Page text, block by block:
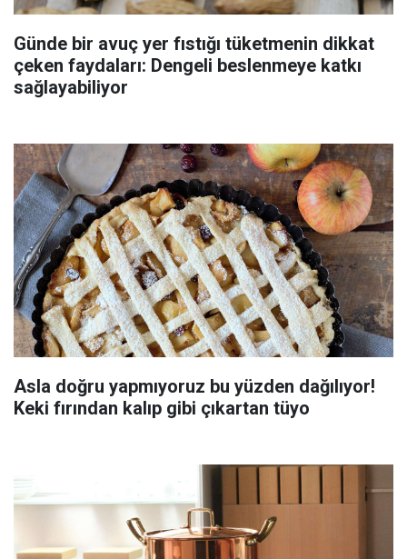
Günde bir avuç yer fıstığı tüketmenin dikkat
çeken faydaları: Dengeli beslenmeye katkı
sağlayabiliyor
Asla doğru yapmıyoruz bu yüzden dağılıyor!
Keki fırından kalıp gibi çıkartan tüyo